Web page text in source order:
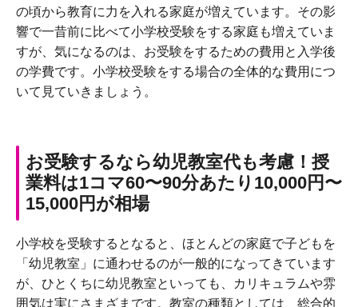
の頃から教育に力を入れる家庭が増えています。その影
響で一昔前に比べて小学校受験をする家庭も増えていま
すが、気になるのは、お受験をするための費用と入学後
の学費です。小学校受験をする場合の全体的な費用につ
いて見ていきましょう。
お受験するなら幼児教室代も考慮！授
業料は1コマ60〜90分あたり10,000円〜
15,000円が相場
小学校を受験するとなると、ほとんどの家庭で子どもを
「幼児教室」に通わせるのが一般的になってきています
が、ひとくちに幼児教室といっても、カリキュラムや雰
囲気は実にさまざまです。教室の種類としては、総合的